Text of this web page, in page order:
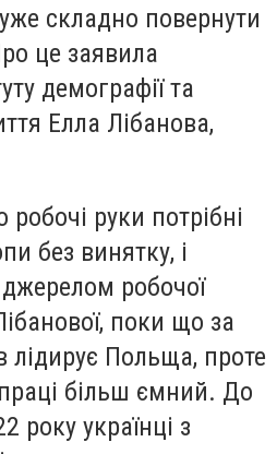
складно повернути
це заявила
демографії та
Елла Лібанова,
руки потрібні
без винятку, і
робочої
поки що за
лідирує Польща, проте
більш ємний. До
року українці з